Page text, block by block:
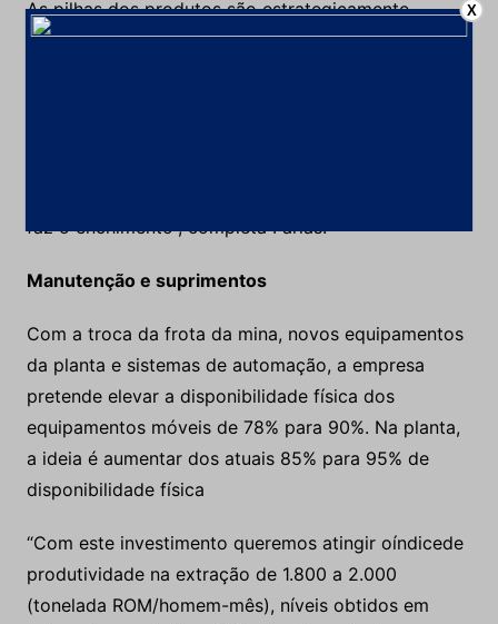
As pilhas dos produtos são estrategicamente
formadas para aproveitar o desnível topográfico do
faz o enchimento”, completa Farias.
Manutenção e suprimentos
Com a troca da frota da mina, novos equipamentos
da planta e sistemas de automação, a empresa
pretende elevar a disponibilidade física dos
equipamentos móveis de 78% para 90%. Na planta,
a ideia é aumentar dos atuais 85% para 95% de
disponibilidade física
“Com este investimento queremos atingir oíndicede
produtividade na extração de 1.800 a 2.000
(tonelada ROM/homem-mês), níveis obtidos em
X